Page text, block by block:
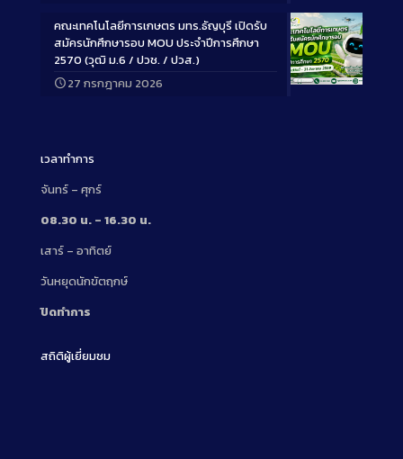
Long
คณะเทคโนโลยีการเกษตร มทร.ธัญบุรี เปิดรับ
สมัครนักศึกษารอบ MOU ประจำปีการศึกษา
2570 (วุฒิ ม.6 / ปวช. / ปวส.)
27 กรกฎาคม 2026
เวลาทำการ
จันทร์ – ศุกร์
08.30 น. – 16.30 น.
เสาร์ – อาทิตย์
วันหยุดนักขัตฤกษ์
ปิดทำการ
สถิติผู้เยี่ยมชม